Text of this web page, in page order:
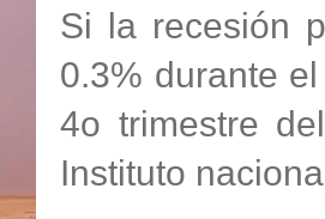
Si la recesión
0.3% durante
4o trimestre
Instituto